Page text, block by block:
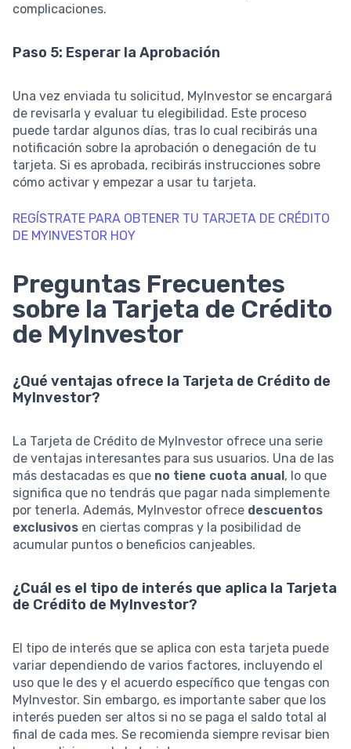
complicaciones.
Paso 5: Esperar la Aprobación
Una vez enviada tu solicitud, MyInvestor se encargará
de revisarla y evaluar tu elegibilidad. Este proceso
puede tardar algunos días, tras lo cual recibirás una
notificación sobre la aprobación o denegación de tu
tarjeta. Si es aprobada, recibirás instrucciones sobre
cómo activar y empezar a usar tu tarjeta.
REGÍSTRATE PARA OBTENER TU TARJETA DE CRÉDITO
DE MYINVESTOR HOY
Preguntas Frecuentes
sobre la Tarjeta de Crédito
de MyInvestor
¿Qué ventajas ofrece la Tarjeta de Crédito de
MyInvestor?
La Tarjeta de Crédito de MyInvestor ofrece una serie
de ventajas interesantes para sus usuarios. Una de las
más destacadas es que no tiene cuota anual, lo que
significa que no tendrás que pagar nada simplemente
por tenerla. Además, MyInvestor ofrece descuentos
exclusivos en ciertas compras y la posibilidad de
acumular puntos o beneficios canjeables.
¿Cuál es el tipo de interés que aplica la Tarjeta
de Crédito de MyInvestor?
El tipo de interés que se aplica con esta tarjeta puede
variar dependiendo de varios factores, incluyendo el
uso que le des y el acuerdo específico que tengas con
MyInvestor. Sin embargo, es importante saber que los
interés pueden ser altos si no se paga el saldo total al
final de cada mes. Se recomienda siempre revisar bien